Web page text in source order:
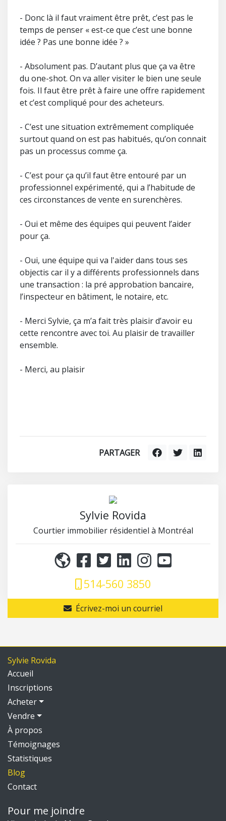
- Donc là il faut vraiment être prêt, c’est pas le
temps de penser « est-ce que c’est une bonne
idée ? Pas une bonne idée ? »
- Absolument pas. D’autant plus que ça va être
du one-shot. On va aller visiter le bien une seule
fois. Il faut être prêt à faire une offre rapidement
et c’est compliqué pour des acheteurs.
- C’est une situation extrêmement compliquée
surtout quand on est pas habitués, qu’on connait
pas un processus comme ça.
- C’est pour ça qu’il faut être entouré par un
professionnel expérimenté, qui a l’habitude de
ces circonstances de vente en surenchères.
- Oui et même des équipes qui peuvent l’aider
pour ça.
- Oui, une équipe qui va l'aider dans tous ses
objectis car il y a différents professionnels dans
une transaction : la pré approbation bancaire,
l’inspecteur en bâtiment, le notaire, etc.
- Merci Sylvie, ça m’a fait très plaisir d’avoir eu
cette rencontre avec toi. Au plaisir de travailler
ensemble.
- Merci, au plaisir
PARTAGER
Sylvie Rovida
Courtier immobilier résidentiel à Montréal
514-560 3850
Écrivez-moi un courriel
Sylvie Rovida
Accueil
Inscriptions
Acheter
Vendre
À propos
Témoignages
Statistiques
Blog
Contact
Pour me joindre